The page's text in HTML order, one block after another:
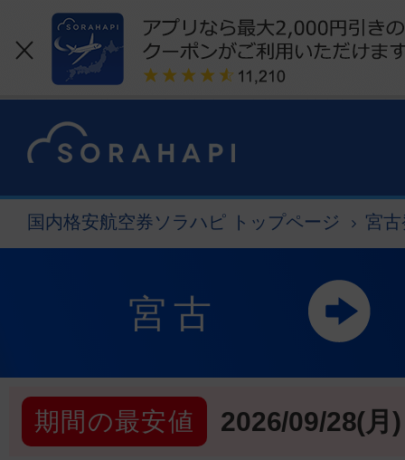
国内格安航空券ソラハピ トップページ 宮
宮古
期間の最安値 2026/09/28(月)